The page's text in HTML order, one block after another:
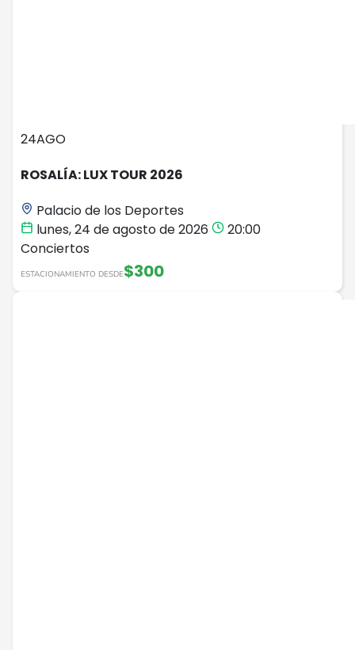
24AGO
ROSALÍA: LUX TOUR 2026
Palacio de los Deportes
lunes, 24 de agosto de 2026
20:00
Conciertos
ESTACIONAMIENTO DESDE$300